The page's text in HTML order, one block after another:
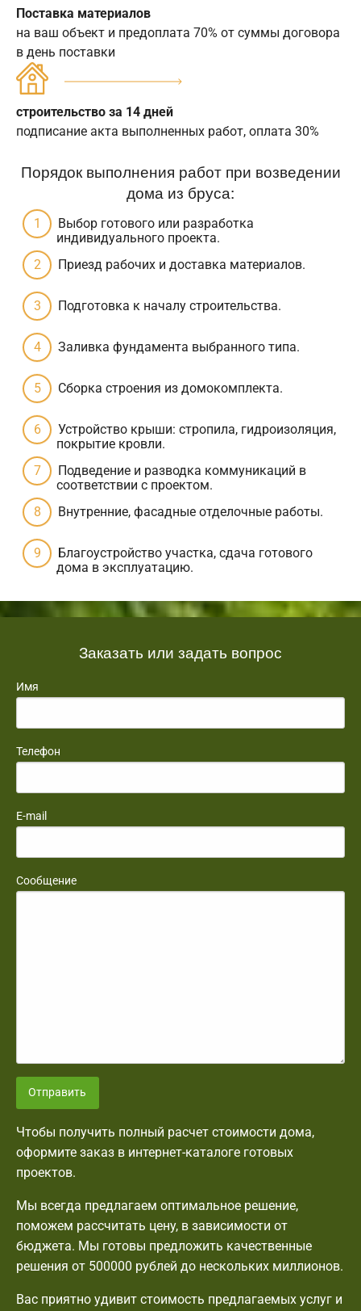
Поставка материалов
на ваш объект и предоплата 70% от суммы договора
в день поставки
строительство за 14 дней
подписание акта выполненных работ, оплата 30%
Порядок выполнения работ при возведении
дома из бруса:
Выбор готового или разработка
индивидуального проекта.
Приезд рабочих и доставка материалов.
Подготовка к началу строительства.
Заливка фундамента выбранного типа.
Сборка строения из домокомплекта.
Устройство крыши: стропила, гидроизоляция,
покрытие кровли.
Подведение и разводка коммуникаций в
соответствии с проектом.
Внутренние, фасадные отделочные работы.
Благоустройство участка, сдача готового
дома в эксплуатацию.
Заказать или задать вопрос
Имя
Телефон
E-mail
Сообщение
Отправить
Чтобы получить полный расчет стоимости дома,
оформите заказ в интернет-каталоге готовых
проектов.
Мы всегда предлагаем оптимальное решение,
поможем рассчитать цену, в зависимости от
бюджета. Мы готовы предложить качественные
решения от 500000 рублей до нескольких миллионов.
Вас приятно удивит стоимость предлагаемых услуг и